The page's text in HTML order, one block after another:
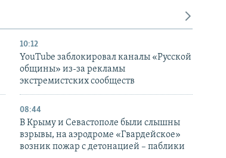
10:12
YouTube заблокировал каналы «Русской
общины» из-за рекламы
экстремистских сообществ
08:44
В Крыму и Севастополе были слышны
взрывы, на аэродроме «Гвардейское»
возник пожар с детонацией – паблики